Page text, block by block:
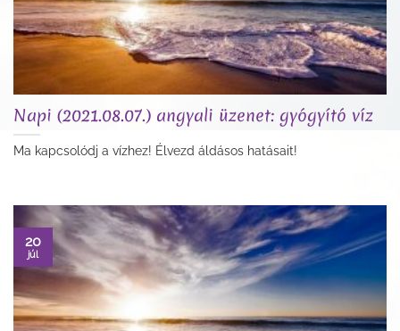
Napi (2021.08.07.) angyali üzenet: gyógyító víz
Ma kapcsolódj a vízhez! Élvezd áldásos hatásait!
20
júl